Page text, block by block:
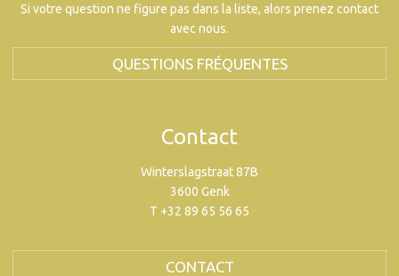
Si votre question ne figure pas dans la liste, alors prenez contact
avec nous.
QUESTIONS FRÉQUENTES
Contact
Winterslagstraat 87B
3600 Genk
T +32 89 65 56 65
CONTACT